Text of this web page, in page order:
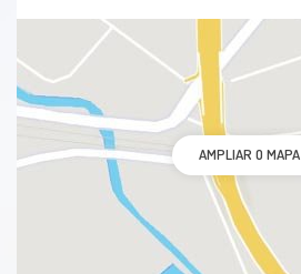
AMPLIAR O MAPA